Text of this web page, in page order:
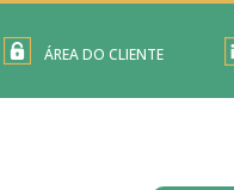
ÁREA DO CLIENTE